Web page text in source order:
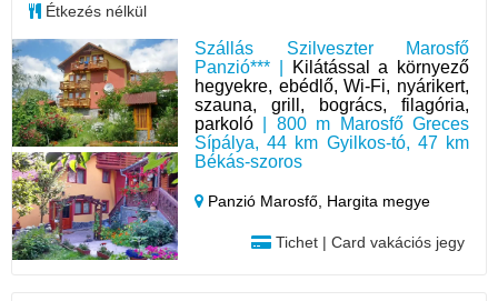
Szállás Szilveszter Marosfő
Panzió*** |
Kilátással a környező
hegyekre, ebédlő, Wi-Fi, nyárikert,
szauna, grill, bogrács, filagória,
parkoló | 800 m Marosfő Greces
Sípálya, 44 km Gyilkos-tó, 47 km
Békás-szoros
Panzió Marosfő, Hargita megye
Tichet | Card vakációs jegy
Étkezés nélkül